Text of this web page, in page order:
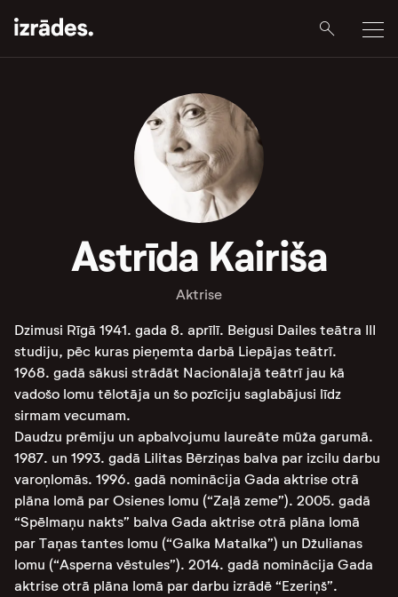
Astrīda Kairiša
Aktrise
Dzimusi Rīgā 1941. gada 8. aprīlī. Beigusi Dailes teātra III
studiju, pēc kuras pieņemta darbā Liepājas teātrī.
1968. gadā sākusi strādāt Nacionālajā teātrī jau kā
vadošo lomu tēlotāja un šo pozīciju saglabājusi līdz
sirmam vecumam.
Daudzu prēmiju un apbalvojumu laureāte mūža garumā.
1987. un 1993. gadā Lilitas Bērziņas balva par izcilu darbu
varoņlomās. 1996. gadā nominācija Gada aktrise otrā
plāna lomā par Osienes lomu (“Zaļā zeme”). 2005. gadā
“Spēlmaņu nakts” balva Gada aktrise otrā plāna lomā
par Taņas tantes lomu (“Galka Matalka”) un Džulianas
lomu (“Asperna vēstules”). 2014. gadā nominācija Gada
aktrise otrā plāna lomā par darbu izrādē “Ezeriņš”.